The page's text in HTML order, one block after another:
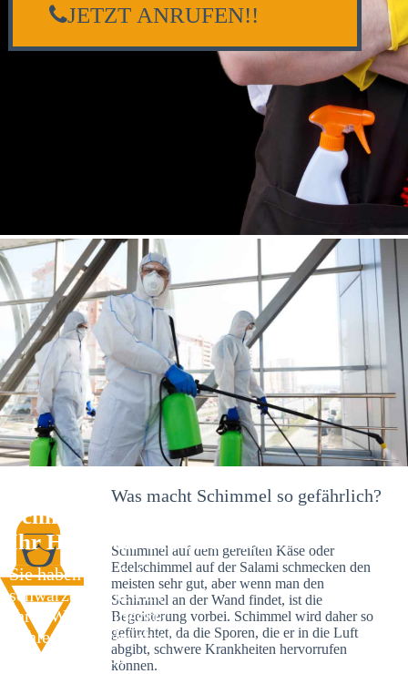
Schimmelexperte in Höfstetten –
Ihr Helfer an Ort und Stelle
Sie haben kürzlich
schwarze Flecken an
Ihrer Wand entdeckt?
Schlechte Nachrichten:
Sie haben einen
JETZT ANRUFEN!!
Was macht Schimmel so gefährlich?
Schimmel auf dem gereiften Käse oder
Edelschimmel auf der Salami schmecken den
meisten sehr gut, aber wenn man den
Schimmel an der Wand findet, ist die
Begeisterung vorbei. Schimmel wird daher so
gefürchtet, da die Sporen, die er in die Luft
abgibt, schwere Krankheiten hervorrufen
können.